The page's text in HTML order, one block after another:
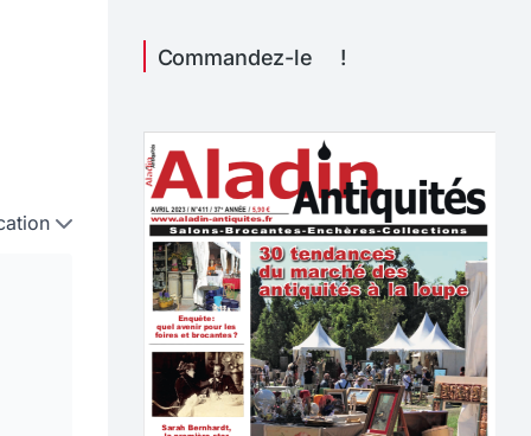
Commandez-le !